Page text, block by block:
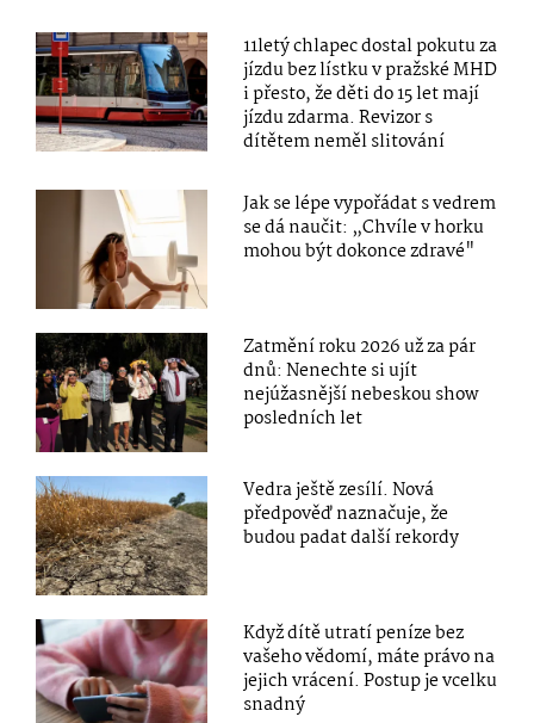
11letý chlapec dostal pokutu za
jízdu bez lístku v pražské MHD
i přesto, že děti do 15 let mají
jízdu zdarma. Revizor s
dítětem neměl slitování
Jak se lépe vypořádat s vedrem
se dá naučit: „Chvíle v horku
mohou být dokonce zdravé"
Zatmění roku 2026 už za pár
dnů: Nenechte si ujít
nejúžasnější nebeskou show
posledních let
Vedra ještě zesílí. Nová
předpověď naznačuje, že
budou padat další rekordy
Když dítě utratí peníze bez
vašeho vědomí, máte právo na
jejich vrácení. Postup je vcelku
snadný